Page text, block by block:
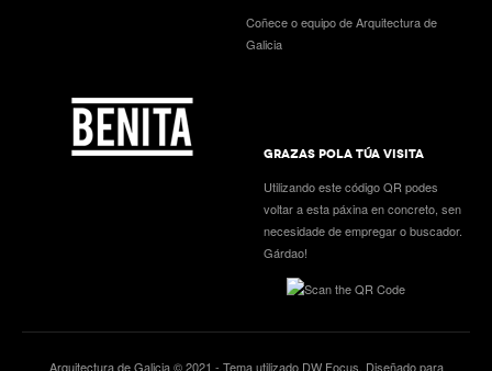
Coñece o equipo de Arquitectura de
Galicia
GRAZAS POLA TÚA VISITA
Utilizando este código QR podes
voltar a esta páxina en concreto, sen
necesidade de empregar o buscador.
Gárdao!
Arquitectura de Galicia © 2021 - Tema utilizado DW Focus . Diseñado para